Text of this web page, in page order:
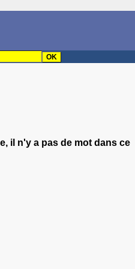
il n'y a pas de mot dans ce